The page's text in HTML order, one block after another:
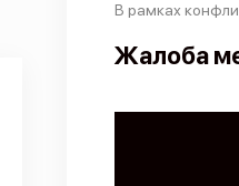
В рамках
Жалоба